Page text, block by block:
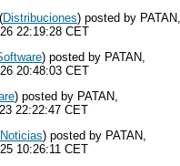
Distribuciones) posted by PATAN,
22:19:28 CET
) posted by PATAN,
20:48:03 CET
) posted by PATAN,
22:22:47 CET
Noticias) posted by PATAN,
10:26:11 CET